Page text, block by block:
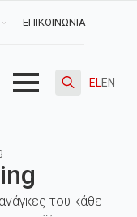
ΕΠΙΚΟΙΝΩΝΙΑ
ELEN
του κάθε